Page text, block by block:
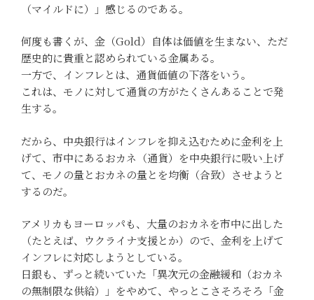
（マイルドに）」感じるのである。
何度も書くが、金（Gold）自体は価値を生まない、ただ
歴史的に貴重と認められている金属ある。
一方で、インフレとは、通貨価値の下落をいう。
これは、モノに対して通貨の方がたくさんあることで発
生する。
だから、中央銀行はインフレを抑え込むために金利を上
げて、市中にあるおカネ（通貨）を中央銀行に吸い上げ
て、モノの量とおカネの量とを均衡（合致）させようと
するのだ。
アメリカもヨーロッパも、大量のおカネを市中に出した
（たとえば、ウクライナ支援とか）ので、金利を上げて
インフレに対応しようとしている。
日銀も、ずっと続いていた「異次元の金融緩和（おカネ
の無制限な供給）」をやめて、やっとこさそろそろ「金